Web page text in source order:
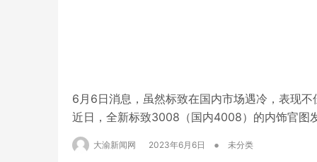
6月6日消息，虽然标致在国内市场遇冷，表现
近日，全新标致3008（国内4008）的内饰官图
新的i-COCKPIT座舱设计，也跟随时代用上了
同样也设计有一块操作屏，但标致设计师…
大渝新闻网 2023年6月6日 • 未分类